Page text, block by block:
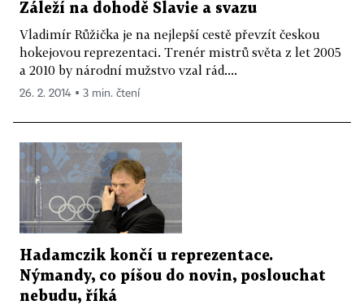
Záleží na dohodě Slavie a svazu
Vladimír Růžička je na nejlepší cestě převzít českou
hokejovou reprezentaci. Trenér mistrů světa z let 2005
a 2010 by národní mužstvo vzal rád....
26. 2. 2014 ▪ 3 min. čtení
Hadamczik končí u reprezentace.
Nýmandy, co píšou do novin, poslouchat
nebudu, říká